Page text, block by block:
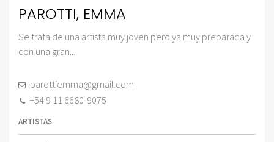
PAROTTI, EMMA
Se trata de una artista muy joven pero ya muy preparada y
con una gran...
parottiemma@gmail.com
+54 9 11 6680-9075
ARTISTAS